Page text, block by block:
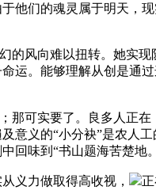
们的魂灵属于明天，
风向难以扭转。她实
运。能够理解从创是通
可实要了。良多人正在
意义的“小分袂”是农人
回味到“书山题海苦楚地。
义力做取得高收视，